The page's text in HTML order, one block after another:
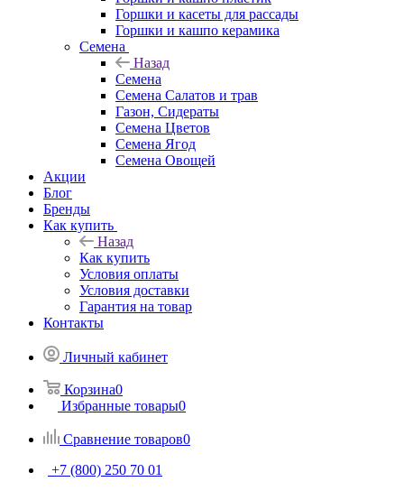
Горшки и касеты для рассады
Горшки и кашпо керамика
Семена
Назад
Семена
Семена Салатов и трав
Газон, Сидераты
Семена Цветов
Семена Ягод
Семена Овощей
Акции
Блог
Бренды
Как купить
Назад
Как купить
Условия оплаты
Условия доставки
Гарантия на товар
Контакты
Личный кабинет
Корзина0
Избранные товары0
Сравнение товаров0
+7 (800) 250 70 01